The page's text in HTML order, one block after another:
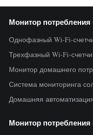
Монитор потребления
Однофазный Wi-Fi-
Трехфазный Wi-Fi-
Монитор домашнего
Система мониторинга
Домашняя
Монитор потребления